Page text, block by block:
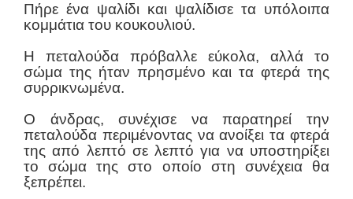
Πήρε ένα ψαλίδι και ψαλίδισε τα υπόλοιπα
κομμάτια του κουκουλιού.
Η πεταλούδα πρόβαλλε εύκολα, αλλά το
σώμα της ήταν πρησμένο και τα φτερά της
συρρικνωμένα.
Ο άνδρας, συνέχισε να παρατηρεί την
πεταλούδα περιμένοντας να ανοίξει τα φτερά
της από λεπτό σε λεπτό για να υποστηρίξει
το σώμα της στο οποίο στη συνέχεια θα
ξεπρέπει.